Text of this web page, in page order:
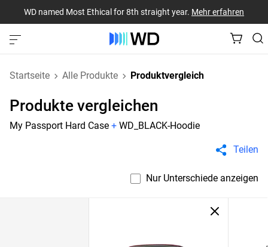
WD named Most Ethical for 8th straight year. Mehr erfahren
Startseite Alle Produkte Produktvergleich
Produkte vergleichen
My Passport Hard Case + WD_BLACK-Hoodie
Teilen
Nur Unterschiede anzeigen